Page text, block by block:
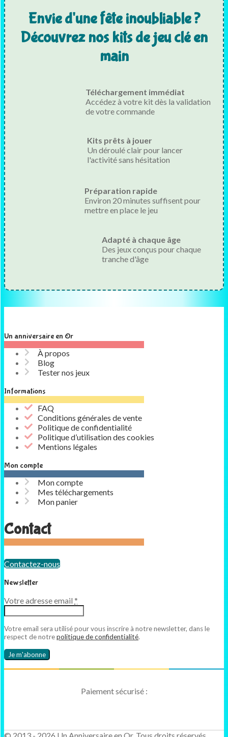
Envie d'une fête inoubliable ?
Découvrez nos kits de jeu clé en
main
Téléchargement immédiat
Accédez à votre kit dès la validation
de votre commande
Kits prêts à jouer
Un déroulé clair pour lancer
l'activité sans hésitation
Préparation rapide
Environ 20 minutes suffisent pour
mettre en place le jeu
Adapté à chaque âge
Des jeux conçus pour chaque
tranche d'âge
Un anniversaire en Or
À propos
Blog
Tester nos jeux
Informations
FAQ
Conditions générales de vente
Politique de confidentialité
Politique d’utilisation des cookies
Mentions légales
Mon compte
Mon compte
Mes téléchargements
Mon panier
Contact
Contactez-nous
Newsletter
Votre adresse email *
Votre email sera utilisé pour vous inscrire à notre newsletter, dans le
respect de notrepolitique de confidentialité.
Paiement sécurisé :